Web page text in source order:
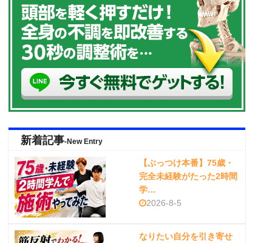
新着記事-New Entry
【ぶっつけ本番】75歳・
完全未経験がたった2時間
学…
2026-8-5
なりたい自分を引き寄せ